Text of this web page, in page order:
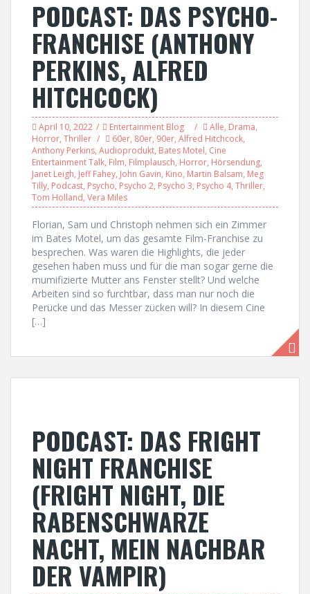
PODCAST: DAS PSYCHO-
FRANCHISE (ANTHONY
PERKINS, ALFRED
HITCHCOCK)
April 10, 2022 Entertainment Blog Alle, Drama,
Horror, Thriller 60er, 80er, 90er, Alfred Hitchcock,
Anthony Perkins, Audioprodukt, Bates Motel, Cine
Entertainment Talk, Film, Filmplausch, Horror, Hörsendung,
Janet Leigh, Jeff Fahey, John Gavin, Kino, Martin Balsam, Meg
Tilly, Podcast, Psycho, Psycho 2, Psycho 3, Psycho 4, Thriller,
Tom Holland, Vera Miles
Florian, Sam und Christoph nehmen sich ein Zimmer
im Bates Motel, um das gesamte Film-Franchise zu
besprechen. Was waren die Highlights, die jeder
gesehen haben muss und für die man sogar gerne die
mumifizierte Mutter ans Fenster stellt? Und welche
Arbeiten sind so furchtbar, dass man nur noch die
Perücke und das Messer zücken will? In diesem Cine
[…]
PODCAST: DAS FRIGHT
NIGHT FRANCHISE
(FRIGHT NIGHT, DIE
RABENSCHWARZE
NACHT, MEIN NACHBAR
DER VAMPIR)